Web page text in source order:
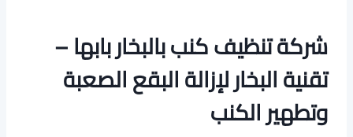
شركة تنظيف كنب بالبخار بابها –
تقنية البخار لإزالة البقع الصعبة
وتطهير الكنب